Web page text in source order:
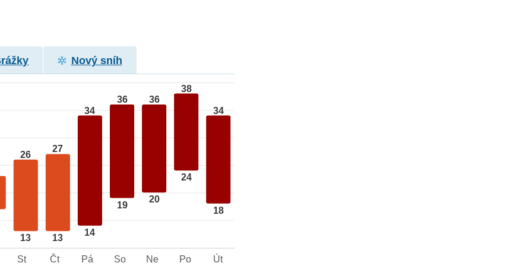
Nový sníh
26
13
27
13
34
14
36
19
36
20
38
24
34
18
St Čt Pá So Ne Po Út